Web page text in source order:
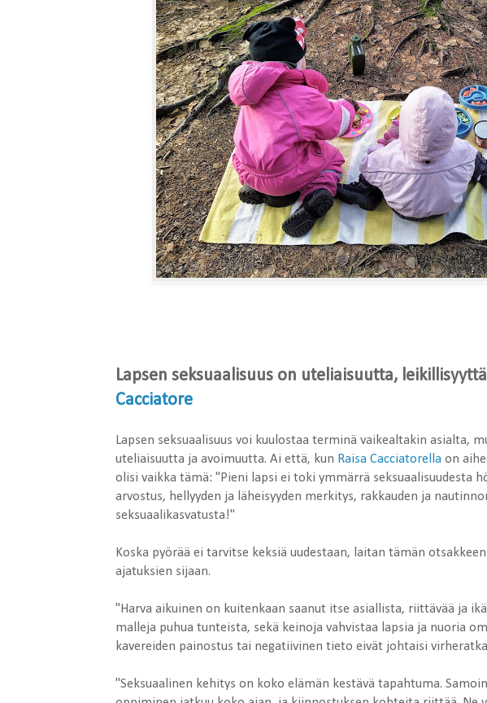
Lapsen seksuaalisuus on uteliaisuutta,
Cacciatore
Lapsen seksuaalisuus voi kuulostaa terminä vaikealtakin asialta,
uteliaisuutta ja avoimuutta. Ai että, kun Raisa Cacciatorella on
olisi vaikka tämä: "Pieni lapsi ei toki ymmärrä seksuaalisuudesta
arvostus, hellyyden ja läheisyyden merkitys, rakkauden ja
seksuaalikasvatusta!"
Koska pyörää ei tarvitse keksiä uudestaan, laitan tämän
ajatuksien sijaan.
"Harva aikuinen on kuitenkaan saanut itse asiallista, riittävää ja
malleja puhua tunteista, sekä keinoja vahvistaa lapsia ja nuoria
kavereiden painostus tai negatiivinen tieto eivät johtaisi
"Seksuaalinen kehitys on koko elämän kestävä tapahtuma.